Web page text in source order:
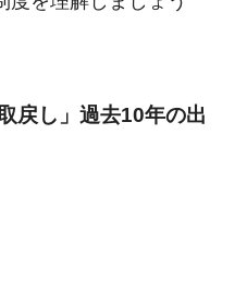
戻し」過去10年の出